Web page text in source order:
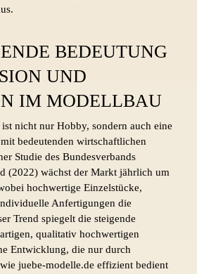
BEDEUTUNG
UND
IM MODELLBAU
nicht nur Hobby, sondern auch eine
bedeutenden wirtschaftlichen
Studie des Bundesverbands
(2022) wächst der Markt jährlich um
hochwertige Einzelstücke,
Anfertigungen die
Trend spiegelt die steigende
qualitativ hochwertigen
Entwicklung, die nur durch
juebe-modelle.de effizient bedient